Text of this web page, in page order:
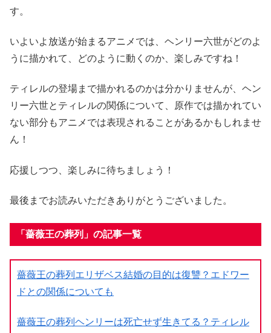
す。
いよいよ放送が始まるアニメでは、ヘンリー六世がどのよ
うに描かれて、どのように動くのか、楽しみですね！
ティレルの登場まで描かれるのかは分かりませんが、ヘン
リー六世とティレルの関係について、原作では描かれてい
ない部分もアニメでは表現されることがあるかもしれませ
ん！
応援しつつ、楽しみに待ちましょう！
最後までお読みいただきありがとうございました。
「薔薇王の葬列」の記事一覧
薔薇王の葬列エリザベス結婚の目的は復讐？エドワー
ドとの関係についても
薔薇王の葬列ヘンリーは死亡せず生きてる？ティレル